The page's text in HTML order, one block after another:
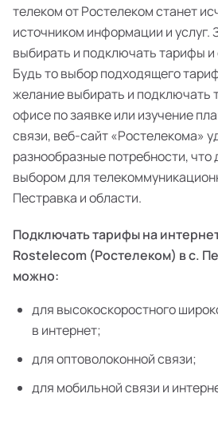
телеком от Ростелеком станет
источником информации и услуг.
выбирать и подключать тарифы и
Будь то выбор подходящего
желание выбирать и подключать
офисе по заявке или изучение
связи, веб-сайт «Ростелекома»
разнообразные потребности, что
выбором для
Пестравка и области.
Подключать тарифы на
Rostelecom (Ростелеком) в с.
можно:
для высокоскоростного
в интернет;
для оптоволоконной связи;
для мобильной связи и